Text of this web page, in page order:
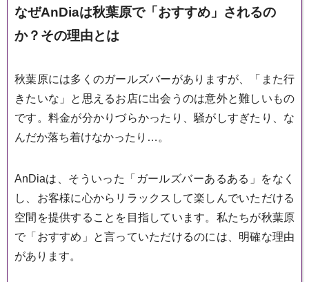
なぜAnDiaは秋葉原で「おすすめ」されるの
か？その理由とは
秋葉原には多くのガールズバーがありますが、「また行
きたいな」と思えるお店に出会うのは意外と難しいもの
です。料金が分かりづらかったり、騒がしすぎたり、な
んだか落ち着けなかったり…。
AnDiaは、そういった「ガールズバーあるある」をなく
し、お客様に心からリラックスして楽しんでいただける
空間を提供することを目指しています。私たちが秋葉原
で「おすすめ」と言っていただけるのには、明確な理由
があります。